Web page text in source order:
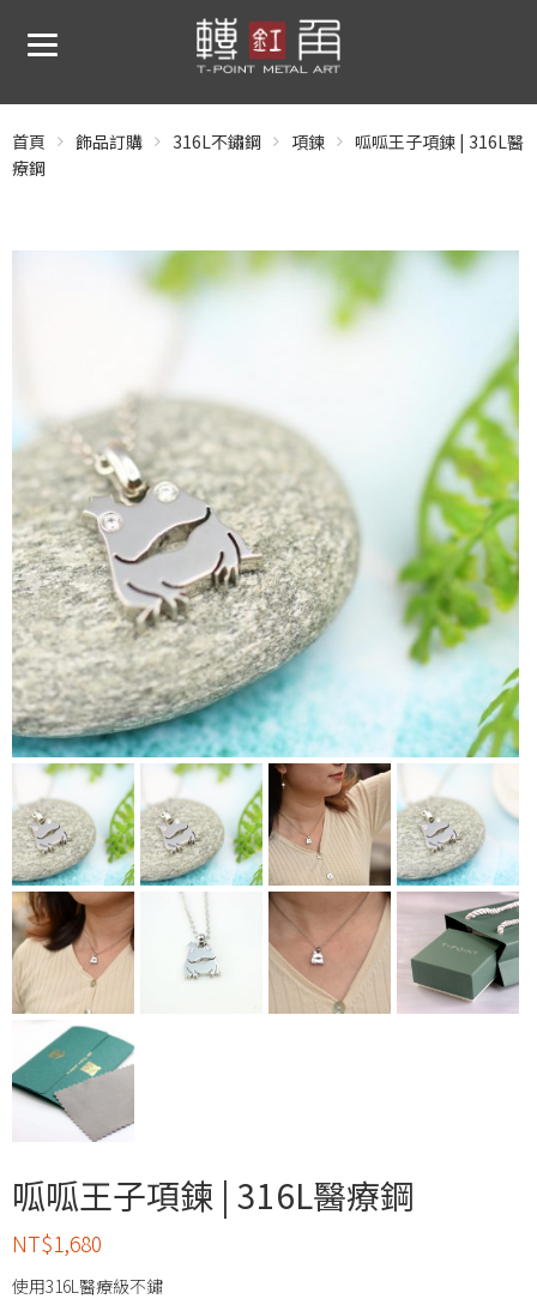
首頁 飾品訂購 316L不鏽鋼 項鍊
呱呱王子項鍊 | 316L醫
療鋼
呱呱王子項鍊 | 316L醫療鋼
NT$1,680
使用316L醫療級不鏽